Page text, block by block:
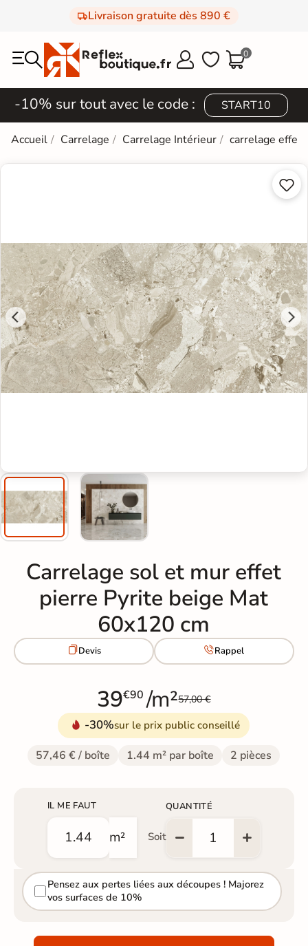
Livraison gratuite dès 890 €
  0
-10% sur tout avec le code : START10
Accueil Carrelage Carrelage Intérieur carrelage effet


Carrelage sol et mur effet
pierre Pyrite beige Mat
60x120 cm
Devis Rappel
39€90 /m²57,00 €
-30%sur le prix public conseillé
57,46 € / boîte 1.44 m² par boîte 2 pièces
IL ME FAUT
m² Soit
QUANTITÉ
Pensez aux pertes liées aux découpes ! Majorez
vos surfaces de 10%